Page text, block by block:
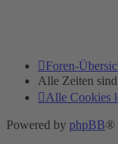
Foren-
Alle Zeiten sind
Alle Cookies
Powered by phpBB®